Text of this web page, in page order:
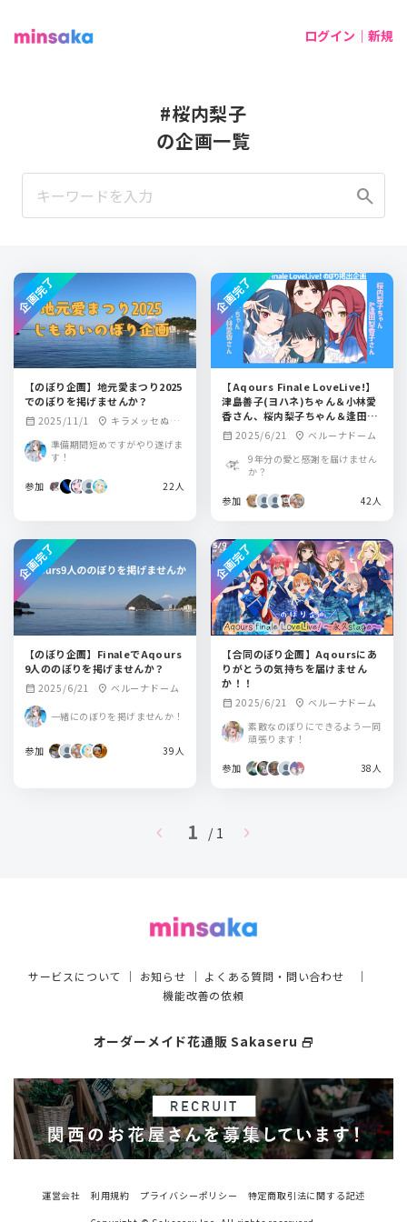
ログイン｜新規
#桜内梨子
の企画一覧
search
【のぼり企画】地元愛まつり2025
でのぼりを掲げませんか？
calendar_month 2025/11/1 location_on キラメッセぬま
準備期間短めですがやり遂げま
す！
参加 22人
企画完了
【Aqours Finale LoveLive!】
津島善子(ヨハネ)ちゃん＆小林愛
香さん、桜内梨子ちゃん＆逢田梨
香子さんへのぼりを出しません
か？
calendar_month 2025/6/21 location_on ベルーナドーム
9年分の愛と感謝を届けません
か？
参加 42人
企画完了
【のぼり企画】FinaleでAqours
9人ののぼりを掲げませんか？
calendar_month 2025/6/21 location_on ベルーナドーム
一緒にのぼりを掲げませんか！
参加 39人
企画完了
【合同のぼり企画】Aqoursにあ
りがとうの気持ちを届けません
か！！
calendar_month 2025/6/21 location_on ベルーナドーム
素敵なのぼりにできるよう一同
頑張ります！
参加 38人
企画完了
chevron_left 1 / 1 chevron_right
サービスについて ｜ お知らせ ｜ よくある質問・問い合わせ ｜
機能改善の依頼
オーダーメイド花通販 Sakaseru select_window
運営会社 利用規約 プライバシーポリシー
特定商取引法に関する記述